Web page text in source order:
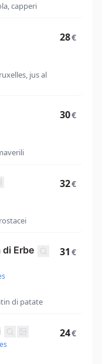
capperi
jus al
28€
30€
32€
di Erbe
di patate
31 €
24€